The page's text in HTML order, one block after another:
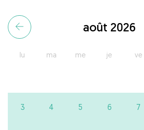
août 2026
lu ma me je ve
3 4 5 6 7